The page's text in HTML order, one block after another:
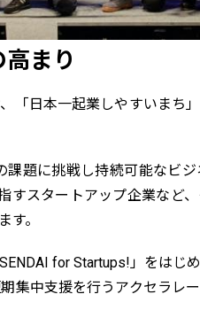
まり
「日本一起業しやすいまち
題に挑戦し持続可能なビ
スタートアップ企業など
。
for Startups!」をはじ
集中支援を行うアクセラレ